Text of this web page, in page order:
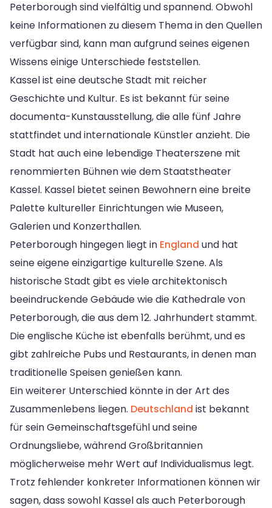
Peterborough sind vielfältig und spannend. Obwohl
keine Informationen zu diesem Thema in den Quellen
verfügbar sind, kann man aufgrund seines eigenen
Wissens einige Unterschiede feststellen.
Kassel ist eine deutsche Stadt mit reicher
Geschichte und Kultur. Es ist bekannt für seine
documenta-Kunstausstellung, die alle fünf Jahre
stattfindet und internationale Künstler anzieht. Die
Stadt hat auch eine lebendige Theaterszene mit
renommierten Bühnen wie dem Staatstheater
Kassel. Kassel bietet seinen Bewohnern eine breite
Palette kultureller Einrichtungen wie Museen,
Galerien und Konzerthallen.
Peterborough hingegen liegt in England und hat
seine eigene einzigartige kulturelle Szene. Als
historische Stadt gibt es viele architektonisch
beeindruckende Gebäude wie die Kathedrale von
Peterborough, die aus dem 12. Jahrhundert stammt.
Die englische Küche ist ebenfalls berühmt, und es
gibt zahlreiche Pubs und Restaurants, in denen man
traditionelle Speisen genießen kann.
Ein weiterer Unterschied könnte in der Art des
Zusammenlebens liegen. Deutschland ist bekannt
für sein Gemeinschaftsgefühl und seine
Ordnungsliebe, während Großbritannien
möglicherweise mehr Wert auf Individualismus legt.
Trotz fehlender konkreter Informationen können wir
sagen, dass sowohl Kassel als auch Peterborough